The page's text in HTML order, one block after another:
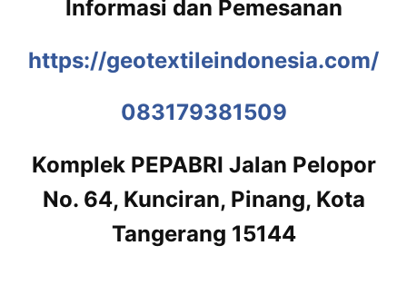
Informasi dan Pemesanan
https://geotextileindonesia.com/
083179381509
Komplek PEPABRI Jalan Pelopor
No. 64, Kunciran, Pinang, Kota
Tangerang 15144